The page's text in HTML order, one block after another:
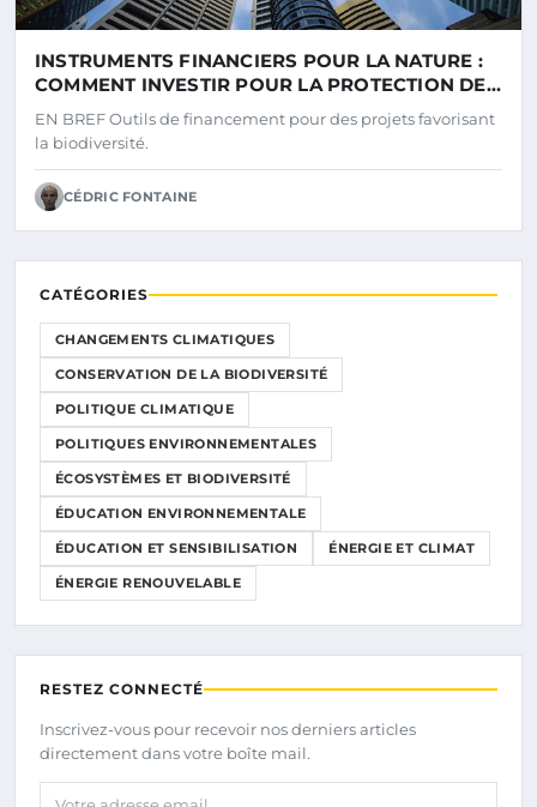
INSTRUMENTS FINANCIERS POUR LA NATURE :
COMMENT INVESTIR POUR LA PROTECTION DE
L’ENVIRONNEMENT
EN BREF Outils de financement pour des projets favorisant
la biodiversité.
CÉDRIC FONTAINE
CATÉGORIES
CHANGEMENTS CLIMATIQUES
CONSERVATION DE LA BIODIVERSITÉ
POLITIQUE CLIMATIQUE
POLITIQUES ENVIRONNEMENTALES
ÉCOSYSTÈMES ET BIODIVERSITÉ
ÉDUCATION ENVIRONNEMENTALE
ÉDUCATION ET SENSIBILISATION ÉNERGIE ET CLIMAT
ÉNERGIE RENOUVELABLE
RESTEZ CONNECTÉ
Inscrivez-vous pour recevoir nos derniers articles
directement dans votre boîte mail.
Votre adresse email